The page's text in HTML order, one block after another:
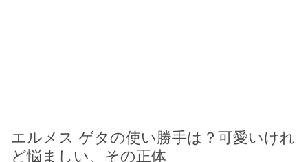
エルメス ゲタの使い勝手は？可愛いけれ
ど悩ましい、その正体